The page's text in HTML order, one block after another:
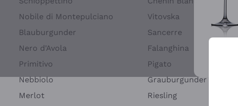
Nobile di Montepulciano
Blauburgunder
Nero d'Avola
Primitivo
Nebbiolo
Merlot
Vitovska
Sancerre
Falanghina
Pigato
Grauburgunder
Riesling